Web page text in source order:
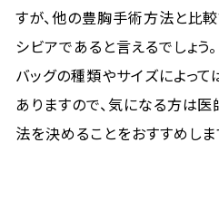
すが、他の豊胸手術方法と比
シビアであると言えるでしょう。
バッグの種類やサイズによっ
ありますので、気になる方は
法を決めることをおすすめしま